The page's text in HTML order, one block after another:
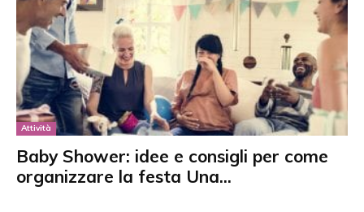
Attività
Baby Shower: idee e consigli per come
organizzare la festa Una...